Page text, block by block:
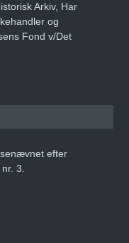
Arkiv, Har
og
Fond v/Det
efter
3.